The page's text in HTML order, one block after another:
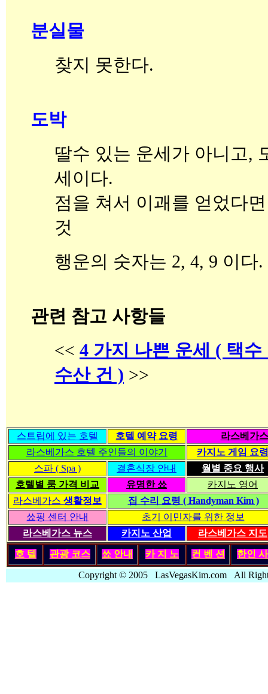
분실물
찾지 못한다.
도박
딸수 있는 운세가 아니고,
세이다.
점을 쳐서 이괘를 얻었다
것
행운의 숫자는 2, 4, 9 이다.
관련 참고 사항들
<< 4 가지 나쁜 운세 ( 택
수산 건 ) >>
스트립에 있는 호텔 호텔 예약 요령
라스베가
라스베가스 호텔 주인들의 이야기
카지노 게임 요령
스파 ( Spa )
결혼식장 안내
월별 중요 행사
호텔별 룸 가격 비교
유명한 쑈
카지노 영어
라스베가스 생활정보
집 수리 요령 ( Handyman Kim )
쑈핑 센터 안내
초기 이민자를 위한 정보
라스베가스 뉴스
카지노 산업 라스베가스 지도
호 텔 관광 코스 쑈 안내 카 지 노 컨 벤 션 한인
Copyright © 2005 LasVegasKim.com All